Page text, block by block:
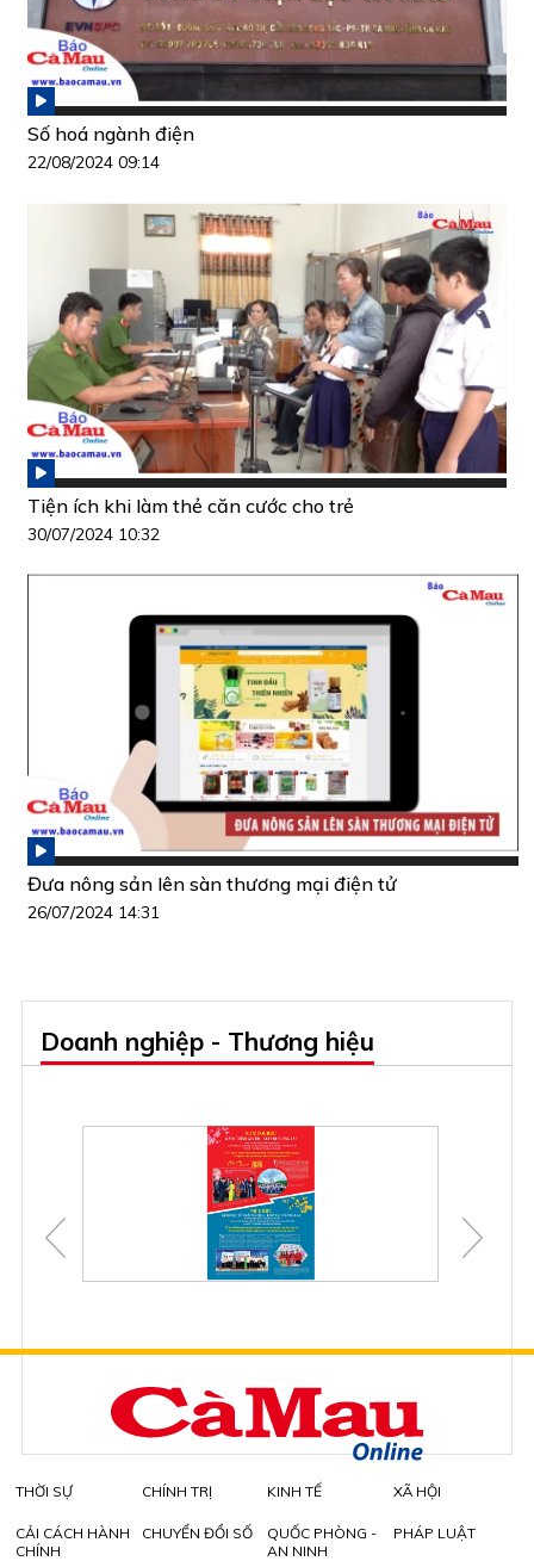
Số hoá ngành điện
22/08/2024 09:14
Tiện ích khi làm thẻ căn cước cho trẻ
30/07/2024 10:32
Đưa nông sản lên sàn thương mại điện tử
26/07/2024 14:31
Doanh nghiệp - Thương hiệu
THỜI SỰ CHÍNH TRỊ KINH TẾ XÃ HỘI
CẢI CÁCH HÀNH
CHÍNH
CHUYỂN ĐỔI SỐ
QUỐC PHÒNG -
AN NINH
PHÁP LUẬT